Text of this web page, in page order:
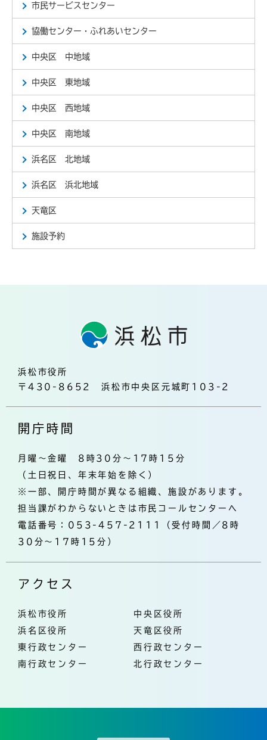
市民サービスセンター
協働センター・ふれあいセンター
中央区 中地域
中央区 東地域
中央区 西地域
中央区 南地域
浜名区 北地域
浜名区 浜北地域
天竜区
施設予約
浜松市役所
〒430-8652 浜松市中央区元城町103-2
開庁時間
月曜～金曜 8時30分～17時15分
（土日祝日、年末年始を除く）
※一部、開庁時間が異なる組織、施設があります。
担当課がわからないときは市民コールセンターへ
電話番号：053-457-2111（受付時間／8時
30分～17時15分）
アクセス
浜松市役所
中央区役所
浜名区役所
天竜区役所
東行政センター
西行政センター
南行政センター
北行政センター